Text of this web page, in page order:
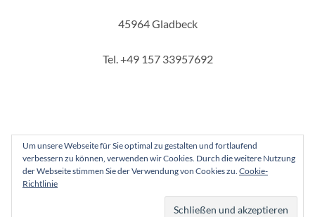
45964 Gladbeck
Tel. +49 157 33957692
Copyright 2025 - Tennis-Club Haus Wittringen Gladbeck e. V.
InstagramFacebook
Um unsere Webseite für Sie optimal zu gestalten und fortlaufend
verbessern zu können, verwenden wir Cookies. Durch die weitere Nutzung
der Webseite stimmen Sie der Verwendung von Cookies zu. Cookie-
Richtlinie